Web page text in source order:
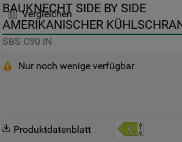
Vergleichen
BAUKNECHT SIDE BY SIDE
AMERIKANISCHER
FARBE EDELSTAHL - SBS C90 IN
SBS C90 IN
Nur noch wenige verfügbar
Produktdatenblatt